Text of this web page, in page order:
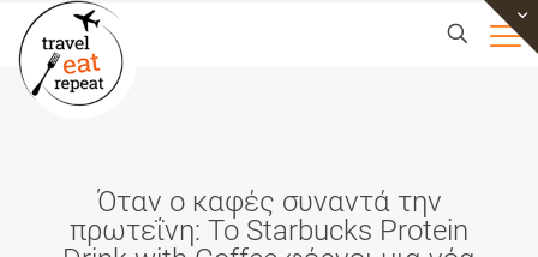
Όταν ο καφές συναντά την
πρωτεΐνη: Το Starbucks Protein